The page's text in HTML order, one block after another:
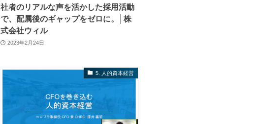
社者のリアルな声を活かした採用活動
で、配属後のギャップをゼロに。│株
式会社ウィル
2023年2月24日
5. 人的資本経営